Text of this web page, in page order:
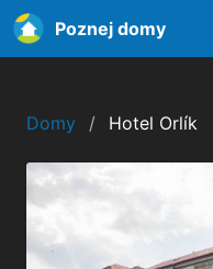
Poznej domy
Domy Hotel Orlík